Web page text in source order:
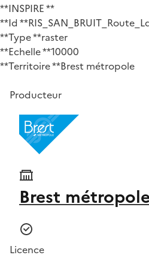
**INSPIRE **
**Id
**Type **raster
**Echelle **10000
**Territoire **Brest métropole
Producteur
Brest métropole
Licence